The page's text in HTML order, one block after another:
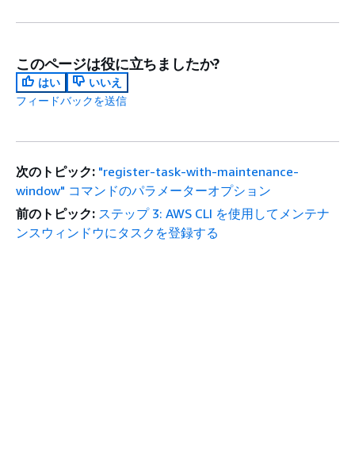
このページは役に立ちましたか?
はい
いいえ
フィードバックを送信
次のトピック: "register-task-with-maintenance-
window" コマンドのパラメーターオプション
前のトピック: ステップ 3: AWS CLI を使用してメンテナ
ンスウィンドウにタスクを登録する